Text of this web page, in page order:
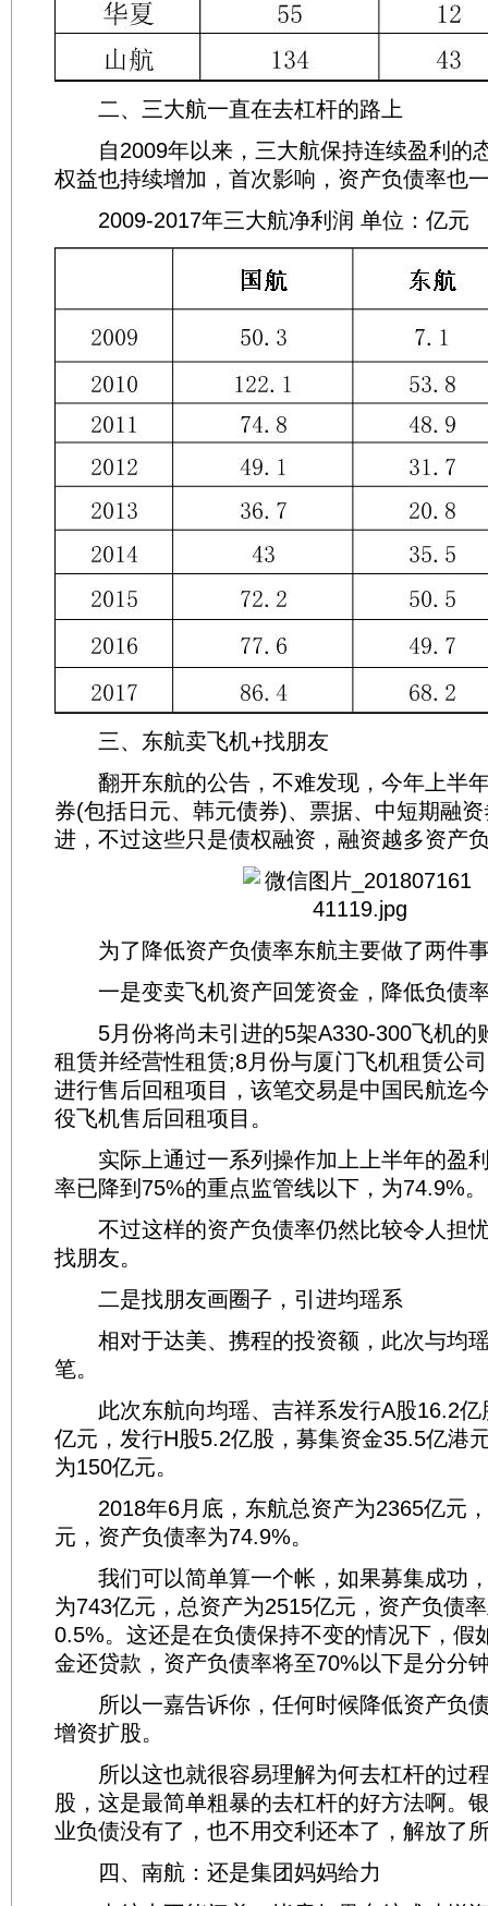
二、三大航一直在去杠杆的路上
自2009年以来，三大航保持连续盈利的
权益也持续增加，首次影响，资产负债率也
2009-2017年三大航净利润 单位：亿元
三、东航卖飞机+找朋友
翻开东航的公告，不难发现，今年上半
券(包括日元、韩元债券)、票据、中短期融
进，不过这些只是债权融资，融资越多资产
为了降低资产负债率东航主要做了两件
一是变卖飞机资产回笼资金，降低负债
5月份将尚未引进的5架A330-300飞机的
租赁并经营性租赁;8月份与厦门飞机租赁公
进行售后回租项目，该笔交易是中国民航迄
役飞机售后回租项目。
实际上通过一系列操作加上上半年的盈
率已降到75%的重点监管线以下，为74.9%。
不过这样的资产负债率仍然比较令人担
找朋友。
二是找朋友画圈子，引进均瑶系
相对于达美、携程的投资额，此次与均
笔。
此次东航向均瑶、吉祥系发行A股16.2亿
亿元，发行H股5.2亿股，募集资金35.5亿港
为150亿元。
2018年6月底，东航总资产为2365亿元，
元，资产负债率为74.9%。
我们可以简单算一个帐，如果募集成功
为743亿元，总资产为2515亿元，资产负债
0.5%。这还是在负债保持不变的情况下，假
金还贷款，资产负债率将至70%以下是分分
所以一嘉告诉你，任何时候降低资产负
增资扩股。
所以这也就很容易理解为何去杠杆的过
股，这是最简单粗暴的去杠杆的好方法啊。
业负债没有了，也不用交利还本了，解放了
四、南航：还是集团妈妈给力